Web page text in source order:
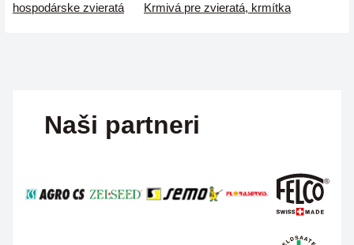
hospodárske zvieratá Krmivá pre zvieratá, krmítka
Naši partneri